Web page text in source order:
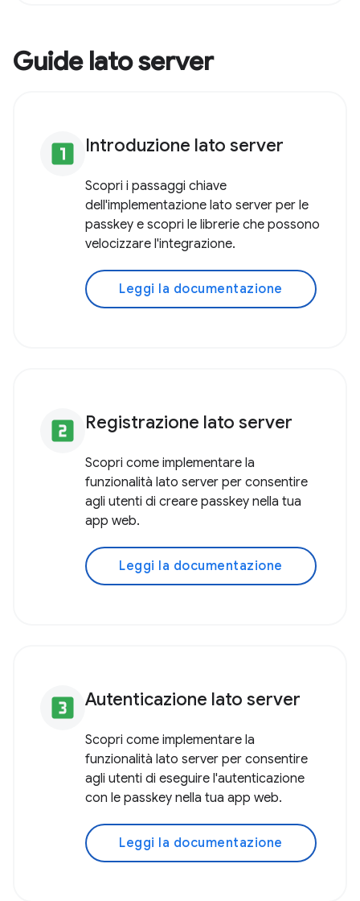
Guide lato server
looks_one Introduzione lato server
Scopri i passaggi chiave
dell'implementazione lato server per le
passkey e scopri le librerie che possono
velocizzare l'integrazione.
Leggi la documentazione
looks_two Registrazione lato server
Scopri come implementare la
funzionalità lato server per consentire
agli utenti di creare passkey nella tua
app web.
Leggi la documentazione
looks_3 Autenticazione lato server
Scopri come implementare la
funzionalità lato server per consentire
agli utenti di eseguire l'autenticazione
con le passkey nella tua app web.
Leggi la documentazione